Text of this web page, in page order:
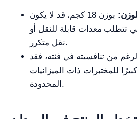
الوزن:
بوزن 18 كجم، قد لا يكون YR01853 الخيار
تتطلب معدات قابلة للنقل أو
نقل متكرر.
من تنافسيته في فئته، فقد
للمختبرات ذات الميزانيات
المحدودة.